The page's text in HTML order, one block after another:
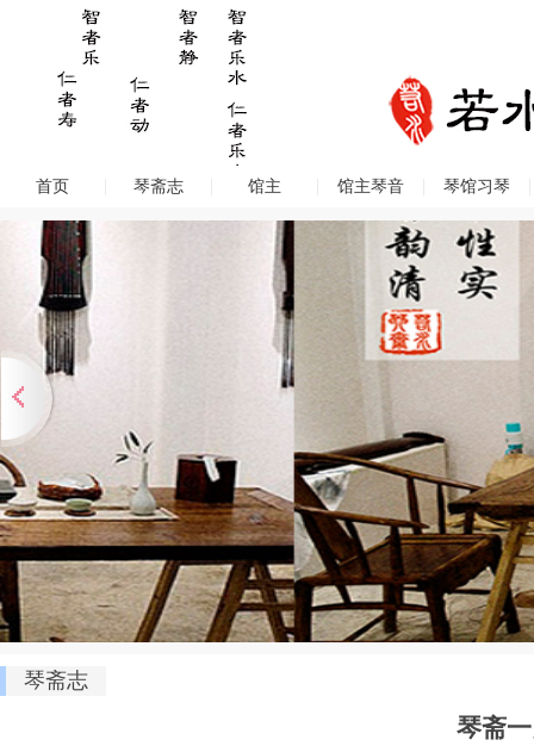
首页 琴斋志 馆主 馆主琴音 琴馆习琴
琴斋志
琴斋